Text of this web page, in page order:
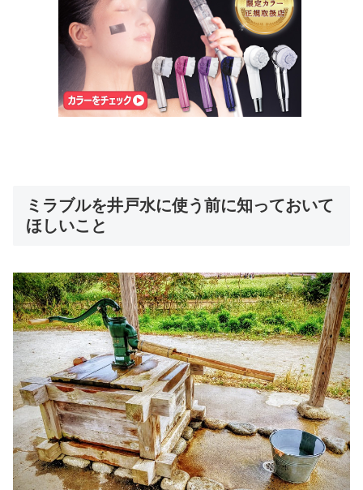
ミラブルを井戸水に使う前に知っておいて
ほしいこと